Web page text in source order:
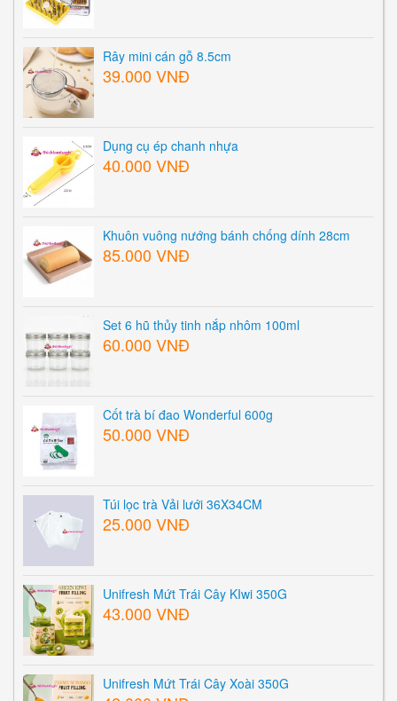
Rây mini cán gỗ 8.5cm
39.000 VNĐ
Dụng cụ ép chanh nhựa
40.000 VNĐ
Khuôn vuông nướng bánh chống dính 28cm
85.000 VNĐ
Set 6 hũ thủy tinh nắp nhôm 100ml
60.000 VNĐ
Cốt trà bí đao Wonderful 600g
50.000 VNĐ
Túi lọc trà Vải lưới 36X34CM
25.000 VNĐ
Unifresh Mứt Trái Cây KIwi 350G
43.000 VNĐ
Unifresh Mứt Trái Cây Xoài 350G